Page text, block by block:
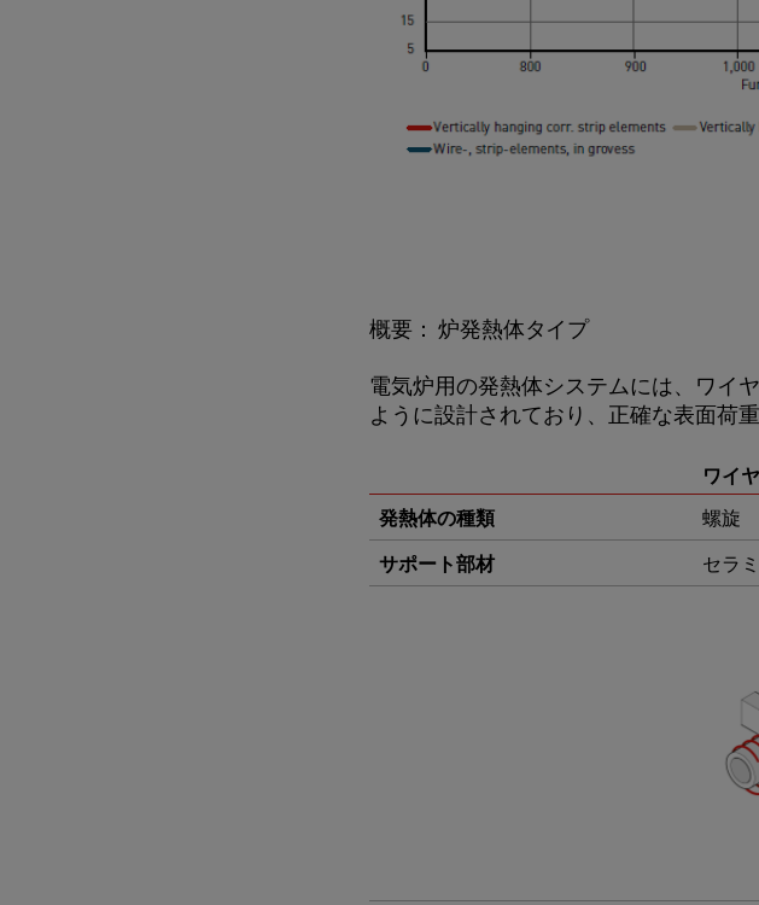
概要： 炉発熱体タイプ
電気炉用の発熱体システムには、ワイ
ように設計されており、正確な表面荷
ワイ
発熱体の種類 螺旋
サポート部材
セラ